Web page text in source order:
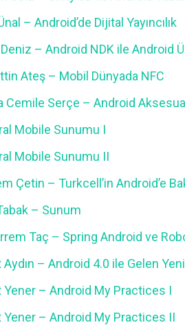
– Android’de Dijital Yayıncılık
– Android NDK ile Android
Ateş – Mobil Dünyada NFC
Cemile Serçe – Android
Mobile Sunumu I
Mobile Sunumu II
Çetin – Turkcell’in Android’e
– Sunum
Taç – Spring Android ve
Aydın – Android 4.0 ile Gelen
Yener – Android My Practices I
Yener – Android My Practices II